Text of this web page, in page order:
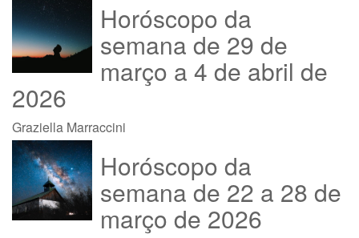
Horóscopo da
semana de 29 de
março a 4 de abril de
2026
Graziella Marraccini
Horóscopo da
semana de 22 a 28 de
março de 2026